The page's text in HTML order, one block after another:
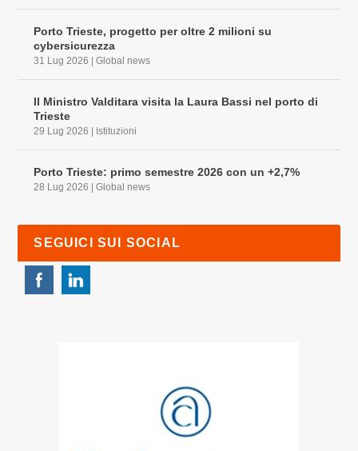
Porto Trieste, progetto per oltre 2 milioni su
cybersicurezza
31 Lug 2026 |Global news
Il Ministro Valditara visita la Laura Bassi nel porto di
Trieste
29 Lug 2026 Istituzioni
Porto Trieste: primo semestre 2026 con un +2,7%
28 Lug 2026 |Global news
SEGUICI SUI SOCIAL